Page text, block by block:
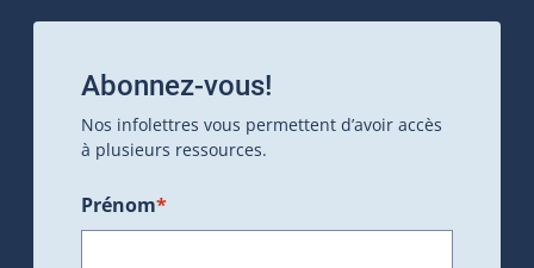
Abonnez-vous!
Nos infolettres vous permettent d’avoir accès
à plusieurs ressources.
Prénom*